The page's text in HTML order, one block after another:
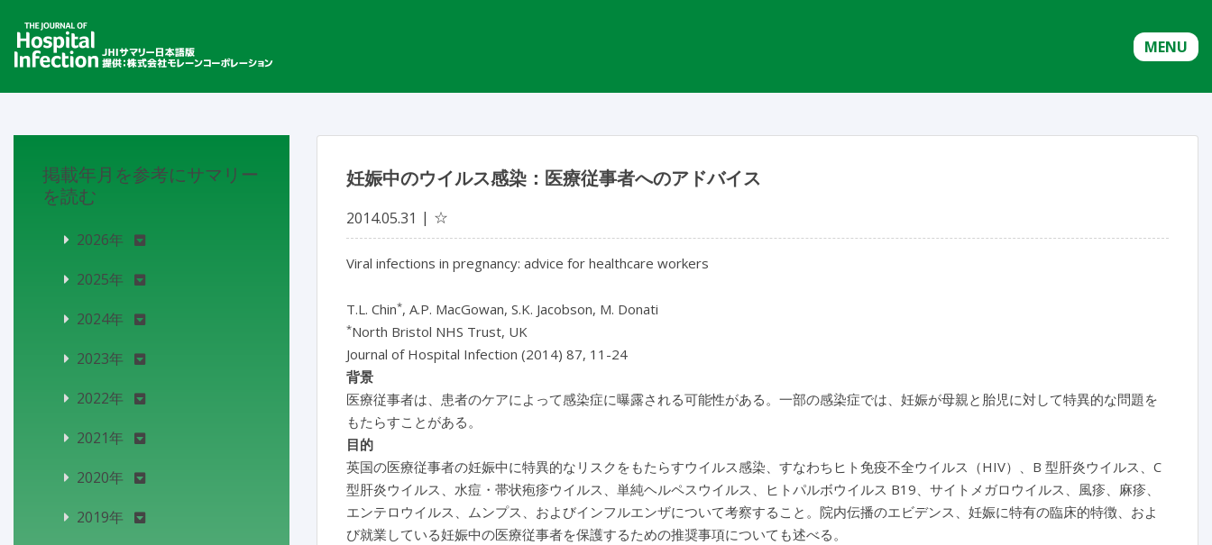
MENU
妊娠中のウイルス感染：医療従事者へのアドバイス
2014.05.31 ☆
Viral infections in pregnancy: advice for healthcare workers
T.L. Chin*, A.P. MacGowan, S.K. Jacobson, M. Donati
*North Bristol NHS Trust, UK
Journal of Hospital Infection (2014) 87, 11-24
背景
医療従事者は、患者のケアによって感染症に曝露される可能性がある。一部の感染症では、妊娠が母親と胎児に対して特異的な問題を
もたらすことがある。
目的
英国の医療従事者の妊娠中に特異的なリスクをもたらすウイルス感染、すなわちヒト免疫不全ウイルス（HIV）、B 型肝炎ウイルス、C
型肝炎ウイルス、水痘・帯状疱疹ウイルス、単純ヘルペスウイルス、ヒトパルボウイルス B19、サイトメガロウイルス、風疹、麻疹、
エンテロウイルス、ムンプス、およびインフルエンザについて考察すること。院内伝播のエビデンス、妊娠に特有の臨床的特徴、およ
び就業している妊娠中の医療従事者を保護するための推奨事項についても述べる。
掲載年月を参考にサマリー
を読む
2026年
2025年
2024年
2023年
2022年
2021年
2020年
2019年